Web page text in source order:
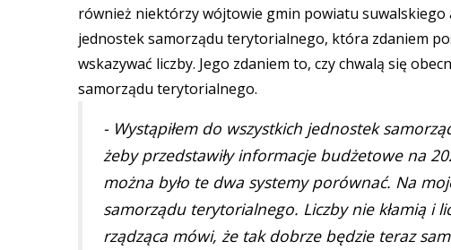
również niektórzy wójtowie gmin powiatu suwalskiego
jednostek samorządu terytorialnego, która zdaniem
wskazywać liczby. Jego zdaniem to, czy chwalą się
samorządu terytorialnego.
- Wystąpiłem do wszystkich jednostek
żeby przedstawiły informacje budżetowe na
można było te dwa systemy porównać. Na
samorządu terytorialnego. Liczby nie kłamią i
rządząca mówi, że tak dobrze będzie teraz